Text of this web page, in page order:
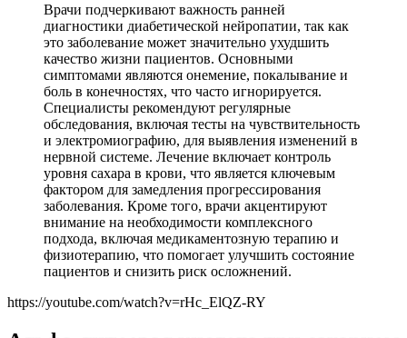
Врачи подчеркивают важность ранней
диагностики диабетической нейропатии, так как
это заболевание может значительно ухудшить
качество жизни пациентов. Основными
симптомами являются онемение, покалывание и
боль в конечностях, что часто игнорируется.
Специалисты рекомендуют регулярные
обследования, включая тесты на чувствительность
и электромиографию, для выявления изменений в
нервной системе. Лечение включает контроль
уровня сахара в крови, что является ключевым
фактором для замедления прогрессирования
заболевания. Кроме того, врачи акцентируют
внимание на необходимости комплексного
подхода, включая медикаментозную терапию и
физиотерапию, что помогает улучшить состояние
пациентов и снизить риск осложнений.
https://youtube.com/watch?v=rHc_ElQZ-RY